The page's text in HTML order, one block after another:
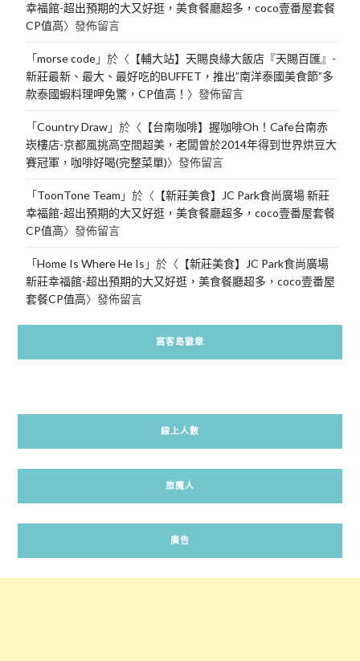
幸福館-超出預期的大又好逛，美食餐廳超多，coco壹番屋套餐
CP值高〉發佈留言
「morse code」於〈 【輔大站】天賜良緣大飯店『天賜百匯』-
新莊最新、最大、最好吃的BUFFET，推出”南洋泰國美食節”多
款泰國蝦料理呷免驚，CP值高！ 〉發佈留言
「Country Draw」於〈 【台南咖啡】握咖啡Oh！Cafe台南赤
崁樓店-京都風挑高空間超美，老闆曾於2014年得到世界烘豆大
賽冠軍，咖啡好喝(完整菜單)〉發佈留言
「ToonTone Team 」於〈 【新莊美食】JC Park食尚廣場 新莊
幸福館-超出預期的大又好逛，美食餐廳超多，coco壹番屋套餐
CP值高〉發佈留言
「Home Is Where He Is 」於〈 【新莊美食】JC Park食尚廣場
新莊幸福館-超出預期的大又好逛，美食餐廳超多，coco壹番屋
套餐CP值高〉發佈留言
窩客島徽章
線上人數
旅魔人
廣告